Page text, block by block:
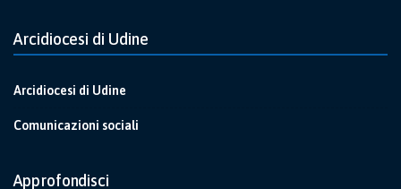
Arcidiocesi di Udine
Arcidiocesi di Udine
Comunicazioni sociali
Approfondisci